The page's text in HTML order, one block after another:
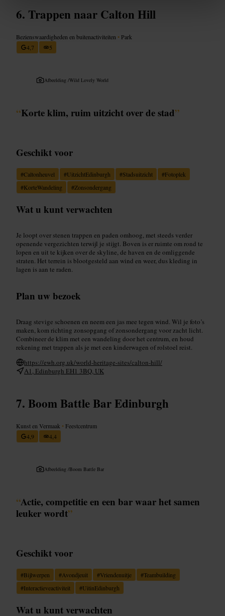
Trappen naar Calton Hill
Bezienswaardigheden en buitenactiviteiten • Park
4,7
5
Afbeelding /Wild Lovely World
“Korte klim, ruim uitzicht over de stad”
Geschikt voor
#Caltonheuvel #UitzichtEdinburgh #Stadsuitzicht #Fotoplek
#KorteWandeling #Zonsondergang
Wat u kunt verwachten
Je loopt over stenen trappen en paden omhoog, met steeds verder
openende vergezichten terwijl je stijgt. Boven is er ruimte om rond te
lopen en uit te kijken over de skyline, de haven en de omliggende
straten. Het terrein is blootgesteld aan wind en weer, dus kleding in
lagen is aan te raden.
Plan uw bezoek
Draag stevige schoenen en neem een jas mee tegen wind. Wil je foto’s
maken, kom richting zonsopgang of zonsondergang voor zacht licht.
Combineer de klim met een wandeling door het centrum, en houd
rekening met trappen als je met een kinderwagen of rolstoel reist.
https://ewh.org.uk/world-heritage-sites/calton-hill/
A1, Edinburgh EH1 3BQ, UK
Boom Battle Bar Edinburgh
Kunst en Vermaak • Feestcentrum
4,9
4,4
Afbeelding /Boom Battle Bar
“Actie, competitie en een bar waar het samen
leuker wordt”
Geschikt voor
#Bijlwerpen #Avondjeuit #Vriendenuitje #Teambuilding
#Interactieveactiviteit #UitinEdinburgh
Wat u kunt verwachten